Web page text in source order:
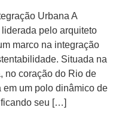
Urbana A
pelo arquiteto
marco na integração
Situada na
no coração do Rio de
em um polo dinâmico de
seu […]